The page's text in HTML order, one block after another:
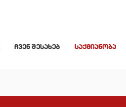
ჩვენ შესახებ საქმიანობა